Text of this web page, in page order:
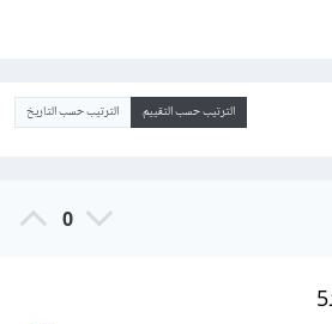
الترتيب حسب التقييم الترتيب حسب التاريخ
0